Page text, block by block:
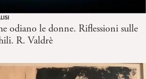
odiano le donne. Riflessioni sulle
R. Valdrè